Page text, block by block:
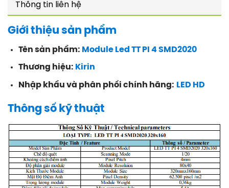
Thông tin liên hệ
Giới thiệu sản phẩm
Tên sản phẩm: Module Led TT PI 4 SMD2020
Thương hiệu: Kirin
Nhập khẩu và phân phối chính hãng: LED HD
Thông số kỹ thuật